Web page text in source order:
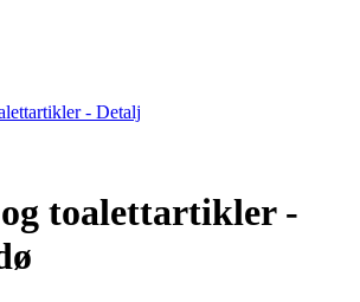
- Detalj
toalettartikler -